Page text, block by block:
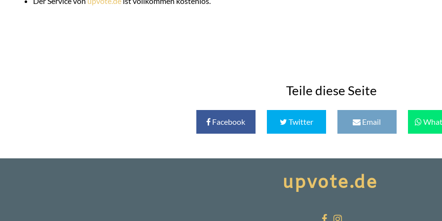
Teile diese Seite
Facebook Twitter Email